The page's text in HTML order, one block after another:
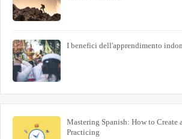
I benefici dell'apprendimento
Mastering Spanish: How to Create
Practicing